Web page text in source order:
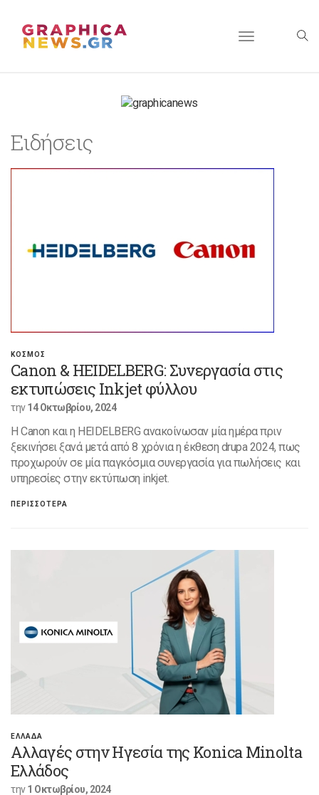
Toggle
Ειδήσεις
ΚΟΣΜΟΣ
Canon & HEIDELBERG: Συνεργασία στις
εκτυπώσεις Inkjet φύλλου
την14 Οκτωβρίου, 2024
Η Canon και η HEIDELBERG ανακοίνωσαν μία ημέρα πριν
ξεκινήσει ξανά μετά από 8 χρόνια η έκθεση drupa 2024, πως
προχωρούν σε μία παγκόσμια συνεργασία για πωλήσεις και
υπηρεσίες στην εκτύπωση inkjet.
ΠΕΡΙΣΣΟΤΕΡΑ
ΕΛΛΑΔΑ
Αλλαγές στην Ηγεσία της Konica Minolta
Ελλάδος
την1 Οκτωβρίου, 2024